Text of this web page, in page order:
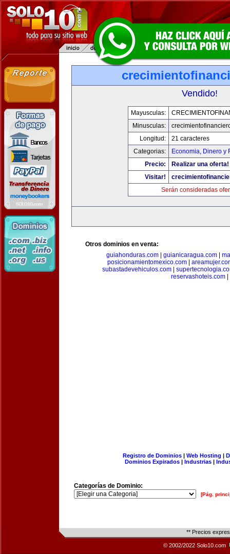
Vendido!
Mayusculas:
Minusculas:
Longitud:
21 caracteres
Categorias:
Economia, Dinero y
Precio:
Realizar una oferta!
Visitar!
Serán consideradas
Otros dominios en venta:
guiahonduras.com| guianicaragua.com|
posicionamientomexico.com
subastadevehiculos.com
reservashoteis.com
Registro de Dominios| Web Hosting |
Dominios Expirados | Industrias |
Categorías de Dominio:
[Pág.
** Precios
© 2002/2022 Solo10.com